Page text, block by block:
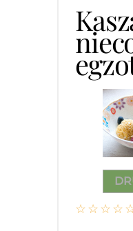
☆
☆
☆
☆